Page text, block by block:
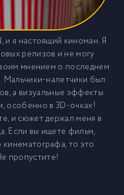
я настоящий киноман. Я
релизов и не могу
мнением о последнем
налетчики был
а визуальные эффекты
особенно в 3D-очках!
и сюжет держал меня в
Если вы ищете фильм,
то это
пропустите!